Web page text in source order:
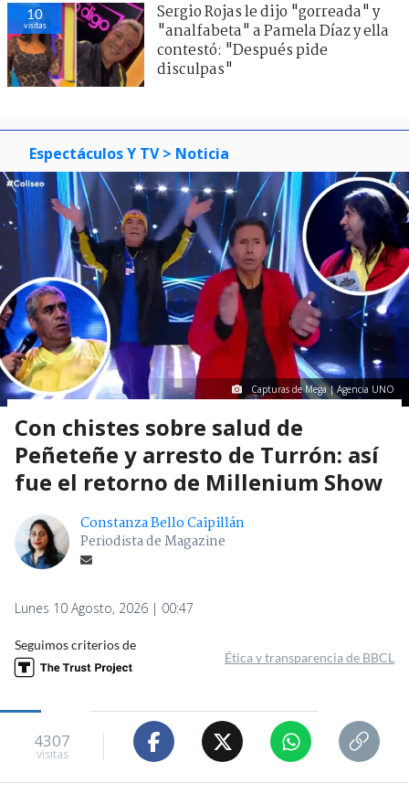
10
visitas
Sergio Rojas le dijo "gorreada" y
"analfabeta" a Pamela Díaz y ella
contestó: "Después pide
disculpas"
Espectáculos Y TV > Noticia
Capturas de Mega | Agencia UNO
Con chistes sobre salud de
Peñeteñe y arresto de Turrón: así
fue el retorno de Millenium Show
Constanza Bello Caipillán
Periodista de Magazine
Lunes 10 Agosto, 2026 | 00:47
Seguimos criterios de
Ética y transparencia de BBCL
4307
visitas